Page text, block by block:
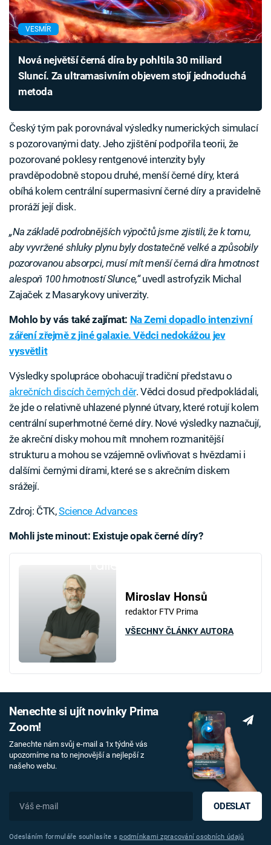
VESMÍR
Nová největší černá díra by pohltila 30 miliard
Sluncí. Za ultramasivním objevem stojí jednoduchá
metoda
Český tým pak porovnával výsledky numerických simulací
s pozorovanými daty. Jeho zjištění podpořila teorii, že
pozorované poklesy rentgenové intenzity byly
pravděpodobně stopou druhé, menší černé díry, která
obíhá kolem centrální supermasivní černé díry a pravidelně
proráží její disk.
„Na základě podrobnějších výpočtů jsme zjistili, že k tomu,
aby vyvržené shluky plynu byly dostatečně velké a způsobily
pozorovanou absorpci, musí mít menší černá díra hmotnost
alespoň 100 hmotností Slunce,“uvedl astrofyzik Michal
Zajaček z Masarykovy univerzity.
Mohlo by vás také zajímat: Na Zemi dopadlo intenzivní
záření zřejmě z jiné galaxie. Vědci nedokážou jev
vysvětlit
Výsledky spolupráce obohacují tradiční představu o
akrečních discích černých děr. Vědci dosud předpokládali,
že jde o relativně uhlazené plynné útvary, které rotují kolem
centrální superhmotné černé díry. Nové výsledky naznačují,
že akreční disky mohou mít mnohem rozmanitější
strukturu a mohou se vzájemně ovlivňovat s hvězdami i
dalšími černými dírami, které se s akrečním diskem
srážejí.
Zdroj: ČTK,Science Advances
Mohli jste minout: Existuje opak černé díry?
Miroslav Honsů
redaktor FTV Prima
VŠECHNY ČLÁNKY AUTORA
Nenechte si ujít novinky Prima
Zoom!
Zanechte nám svůj e-mail a 1x týdně vás
upozorníme na to nejnovější a nejlepší z
našeho webu.
ODESLAT
Odesláním formuláře souhlasíte spodmínkami zpracování osobních údajů